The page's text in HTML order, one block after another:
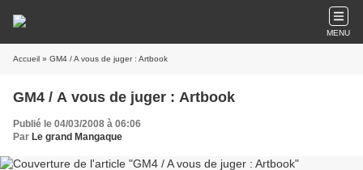
MENU
Accueil » GM4 / A vous de juger : Artbook
GM4 / A vous de juger : Artbook
Publié le 04/03/2008 à 06:06
Par Le grand Mangaque